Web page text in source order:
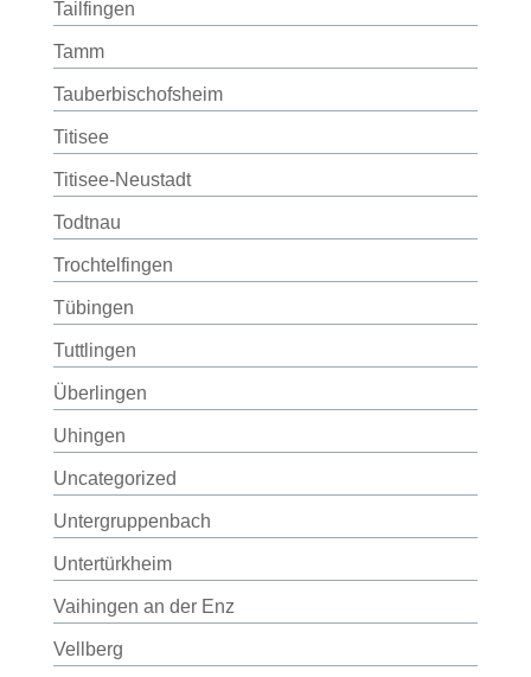
Tailfingen
Tamm
Tauberbischofsheim
Titisee
Titisee-Neustadt
Todtnau
Trochtelfingen
Tübingen
Tuttlingen
Überlingen
Uhingen
Uncategorized
Untergruppenbach
Untertürkheim
Vaihingen an der Enz
Vellberg